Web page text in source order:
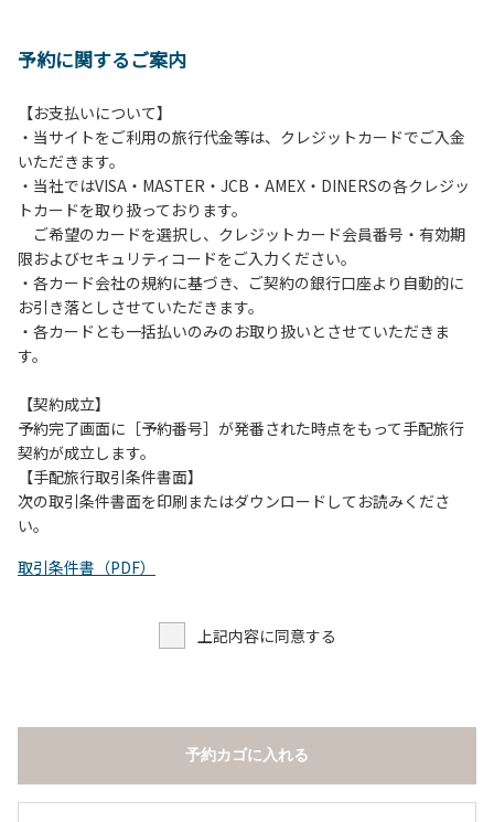
用）はお止めください。
自己管理責任とさせていただきます。
予約に関するご案内
【お支払いについて】
・当サイトをご利用の旅行代金等は、クレジットカードでご入金
いただきます。
・当社ではVISA・MASTER・JCB・AMEX・DINERSの各クレジッ
トカードを取り扱っております。
ご希望のカードを選択し、クレジットカード会員番号・有効期
限およびセキュリティコードをご入力ください。
・各カード会社の規約に基づき、ご契約の銀行口座より自動的に
お引き落としさせていただきます。
・各カードとも一括払いのみのお取り扱いとさせていただきま
す。
【契約成立】
予約完了画面に［予約番号］が発番された時点をもって手配旅行
契約が成立します。
【手配旅行取引条件書面】
次の取引条件書面を印刷またはダウンロードしてお読みくださ
い。
取引条件書（PDF）
上記内容に同意する
予約カゴに入れる